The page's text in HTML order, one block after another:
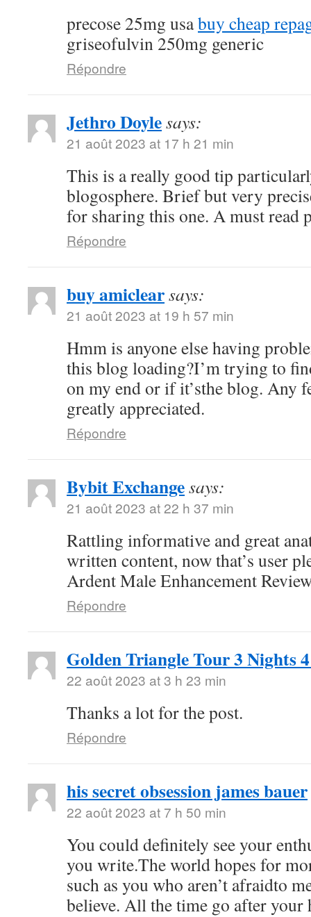
precose 25mg usabuy cheap
griseofulvin 250mg generic
Répondre
Jethro Doylesays:
21 août 2023 at 17 h 21 min
This is a really good tip
blogosphere. Brief but very
for sharing this one. A must read
Répondre
buy amiclearsays:
21 août 2023 at 19 h 57 min
Hmm is anyone else having
this blog loading?I’m trying to
on my end or if it’sthe blog. Any
greatly appreciated.
Répondre
Bybit Exchangesays:
21 août 2023 at 22 h 37 min
Rattling informative and great
written content, now that’s user
Ardent Male Enhancement
Répondre
Golden Triangle Tour 3 Nights 4
22 août 2023 at 3 h 23 min
Thanks a lot for the post.
Répondre
his secret obsession james bauer
22 août 2023 at 7 h 50 min
You could definitely see your
you write.The world hopes for
such as you who aren’t afraidto
believe. All the time go after your